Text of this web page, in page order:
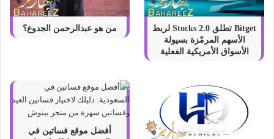
Bitget تطلق Stocks 2.0 لربط
الأسهم المرمّزة بسيولة
الأسواق الأمريكية الفعلية
من هو عبدالرحمن الجدوع؟
أفضل موقع فساتين في